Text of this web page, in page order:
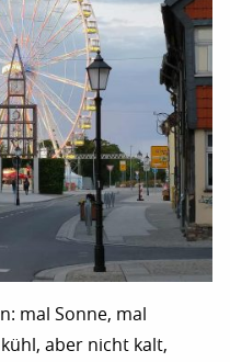
mal Sonne, mal
aber nicht kalt,